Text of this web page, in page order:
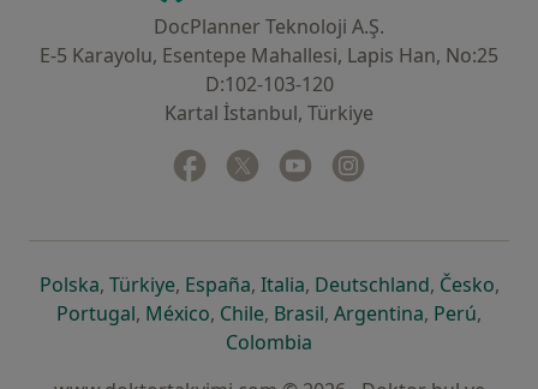
DocPlanner Teknoloji A.Ş.
E-5 Karayolu, Esentepe Mahallesi, Lapis Han, No:25
D:102-103-120
Kartal İstanbul, Türkiye
Facebook
yeni bir sekmede açılır
Twitter
yeni bir sekmede açılır
Youtube
yeni bir sekmede açılır
Polskayeni bir sekmede açılır
, Türkiyeyeni bir sekmede açılır
, Españayeni bir sekmede açılır
, Italiayeni bir sekmede açılır
, Deutschlandyeni bir
, Českoyeni
,
Portugalyeni bir sekmede açılır
, Méxicoyeni bir sekmede açılır
, Chileyeni bir sekmede açılır
, Brasilyeni bir sekmede açılır
, Argentinayeni bir
, Perúyeni
,
Colombia